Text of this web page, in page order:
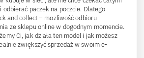
paczek na poczcie. Dlatego
and collect – możliwość odbioru
ze sklepu online w dogodnym momencie.
Ci, jak działa ten model i jak możesz
zwiększyć sprzedaż w swoim e-